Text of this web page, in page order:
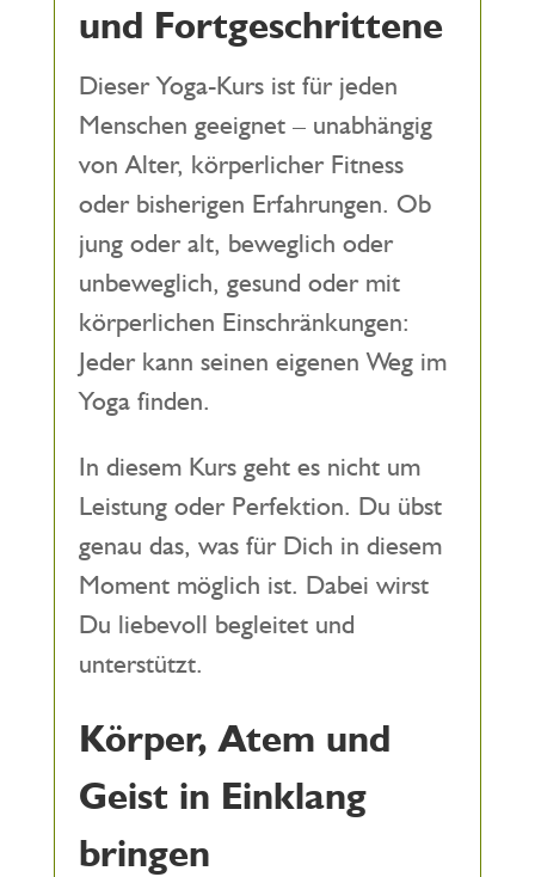
und Fortgeschrittene
Dieser Yoga-Kurs ist für jeden
Menschen geeignet – unabhängig
von Alter, körperlicher Fitness
oder bisherigen Erfahrungen. Ob
jung oder alt, beweglich oder
unbeweglich, gesund oder mit
körperlichen Einschränkungen:
Jeder kann seinen eigenen Weg im
Yoga finden.
In diesem Kurs geht es nicht um
Leistung oder Perfektion. Du übst
genau das, was für Dich in diesem
Moment möglich ist. Dabei wirst
Du liebevoll begleitet und
unterstützt.
Körper, Atem und
Geist in Einklang
bringen